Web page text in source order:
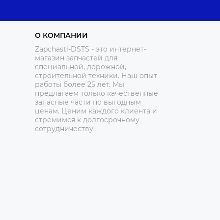
О КОМПАНИИ
Zapchasti-DSTS - это интернет-
магазин запчастей для
специальной, дорожной,
строительной техники. Наш опыт
работы более 25 лет. Мы
предлагаем только качественные
запасные части по выгодным
ценам. Ценим каждого клиента и
стремимся к долгосрочному
сотрудничеству.